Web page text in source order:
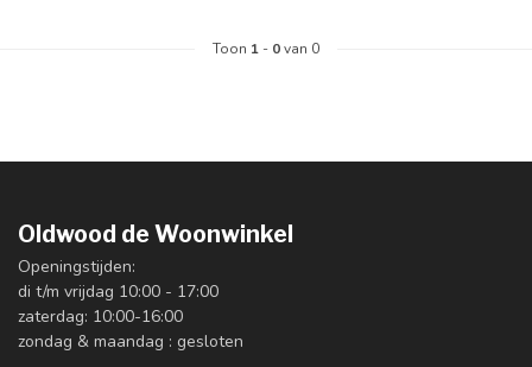
Toon 1 - 0van 0
Oldwood de Woonwinkel
Openingstijden:
di t/m vrijdag 10:00 - 17:00
zaterdag: 10:00-16:00
zondag & maandag : gesloten